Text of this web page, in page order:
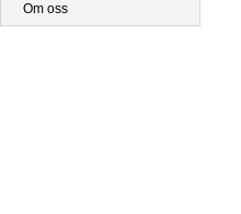
Om oss